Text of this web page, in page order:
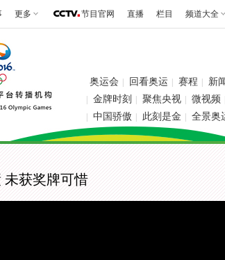
更多 节目官网 直播 栏目 频道大全
奥运会 回看奥运 赛程 新
金牌时刻 聚焦央视 微视频
中国骄傲 此刻是金 全景奥
获奖牌可惜